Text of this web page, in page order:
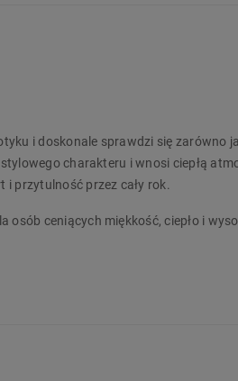
i doskonale sprawdzi się zarówno
charakteru i wnosi ciepłą
i przytulność przez cały rok.
osób ceniących miękkość, ciepło i